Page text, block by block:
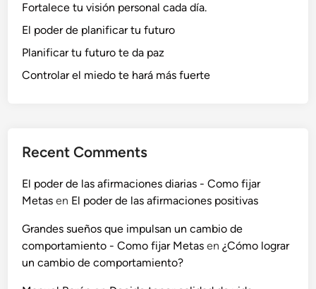
Fortalece tu visión personal cada día.
El poder de planificar tu futuro
Planificar tu futuro te da paz
Controlar el miedo te hará más fuerte
Recent Comments
El poder de las afirmaciones diarias - Como fijar
Metas en El poder de las afirmaciones positivas
Grandes sueños que impulsan un cambio de
comportamiento - Como fijar Metas en¿Cómo lograr
un cambio de comportamiento?